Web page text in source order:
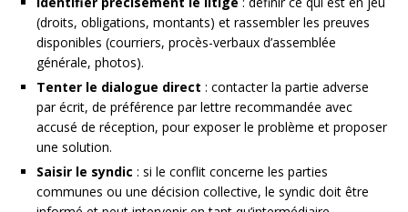
(droits, obligations, montants) et rassembler les preuves
disponibles (courriers, procès-verbaux d’assemblée
générale, photos).
Tenter le dialogue direct : contacter la partie adverse
par écrit, de préférence par lettre recommandée avec
accusé de réception, pour exposer le problème et proposer
une solution.
Saisir le syndic : si le conflit concerne les parties
communes ou une décision collective, le syndic doit être